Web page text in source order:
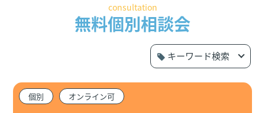
consultation
無料個別相談会
キーワード検索
個別 オンライン可